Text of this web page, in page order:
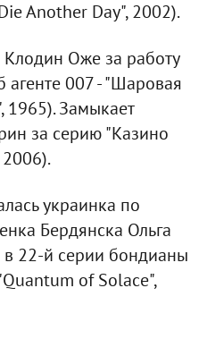
Another Day", 2002).
Клодин Оже за работу
агенте 007 - "Шаровая
Замыкает
за серию "Казино
2006).
украинка по
Бердянска Ольга
22-й серии бондианы
of Solace",